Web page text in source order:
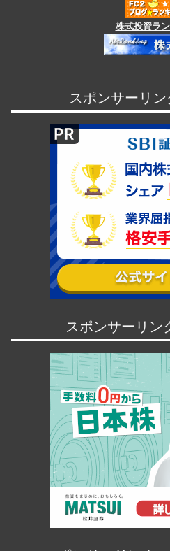
株式投資ラ
スポンサーリ
スポンサーリン